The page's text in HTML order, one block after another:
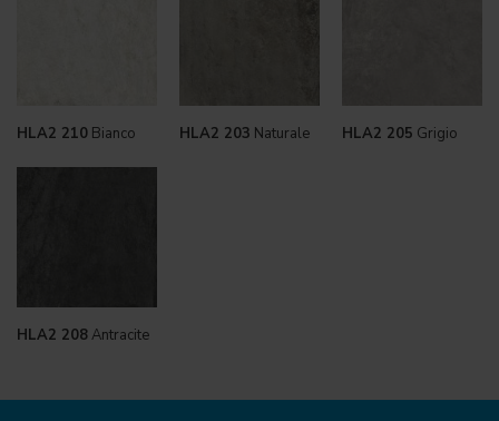
HLA2 210 Bianco HLA2 203 Naturale HLA2 205 Grigio
HLA2 208Antracite